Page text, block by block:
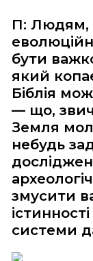
П: Людям,
бути
який
Біблія
— що,
Земля
небудь
змусити
системи